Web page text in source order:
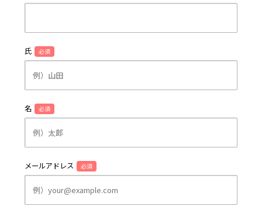
氏 必須
名 必須
メールアドレス 必須